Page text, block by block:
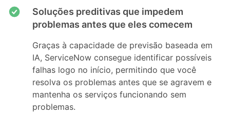
Soluções preditivas que impedem
problemas antes que eles comecem
Graças à capacidade de previsão baseada em
IA, ServiceNow consegue identificar possíveis
falhas logo no início, permitindo que você
resolva os problemas antes que se agravem e
mantenha os serviços funcionando sem
problemas.